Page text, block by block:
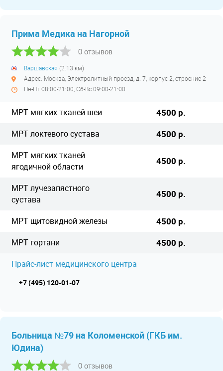
Прима Медика на Нагорной
0 отзывов
Варшавская (2.13 км)
Адрес: Москва, Электролитный проезд, д. 7, корпус 2, строение 2
Пн-Пт 08:00-21:00, Сб-Вс 09:00-21:00
МРТ мягких тканей шеи 4500 р.
МРТ локтевого сустава 4500 р.
МРТ мягких тканей
ягодичной области
4500 р.
МРТ лучезапястного
сустава
4500 р.
МРТ щитовидной железы 4500 р.
МРТ гортани 4500 р.
Прайс-лист медицинского центра
+7 (495) 120-01-07
Больница №79 на Коломенской (ГКБ им.
Юдина)
0 отзывов